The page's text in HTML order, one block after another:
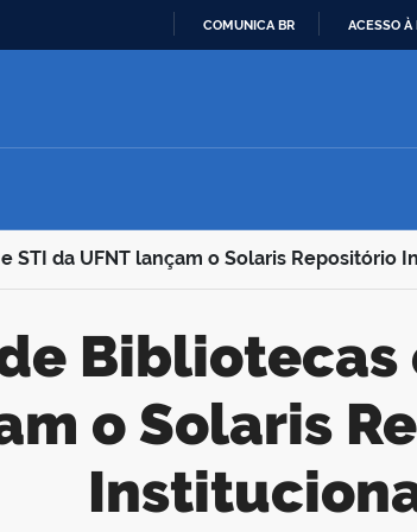
CONTEÚDO
COMUNICA BR ACESSO À
STI da UFNT lançam o Solaris Repositório
o Solaris